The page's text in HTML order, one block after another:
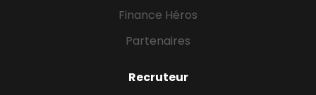
Finance Héros
Partenaires
Recruteur